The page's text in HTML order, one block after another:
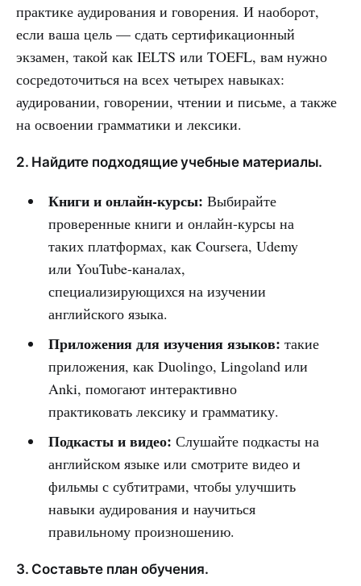
практике аудирования и говорения. И наоборот,
если ваша цель — сдать сертификационный
экзамен, такой как IELTS или TOEFL, вам нужно
сосредоточиться на всех четырех навыках:
аудировании, говорении, чтении и письме, а также
на освоении грамматики и лексики.
2. Найдите подходящие учебные материалы.
Книги и онлайн-курсы: Выбирайте
проверенные книги и онлайн-курсы на
таких платформах, как Coursera, Udemy
или YouTube-каналах,
специализирующихся на изучении
английского языка.
Приложения для изучения языков: такие
приложения, как Duolingo, Lingoland или
Anki, помогают интерактивно
практиковать лексику и грамматику.
Подкасты и видео: Слушайте подкасты на
английском языке или смотрите видео и
фильмы с субтитрами, чтобы улучшить
навыки аудирования и научиться
правильному произношению.
3. Составьте план обучения.